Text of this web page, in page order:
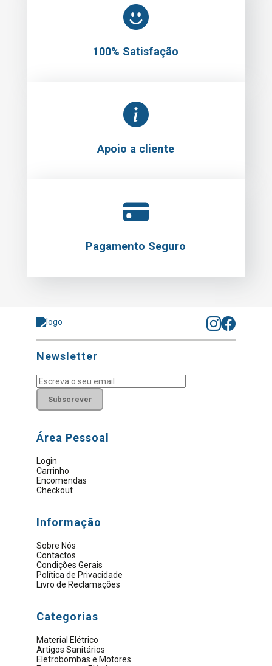
100% Satisfação
Apoio a cliente
Pagamento Seguro
Newsletter
Subscrever
Área Pessoal
Login
Carrinho
Checkout
Informação
Sobre Nós
Contactos
Política de Privacidade
Livro de Reclamações
Categorias
Material Elétrico
Artigos Sanitários
Ferramentas Elétricas
Ferramentas Manuais
Proteção E Segurança